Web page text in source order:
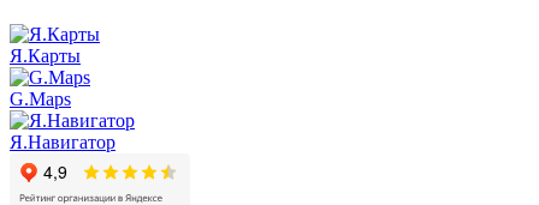
Я.Карты
G.Maps
Я.Навигатор